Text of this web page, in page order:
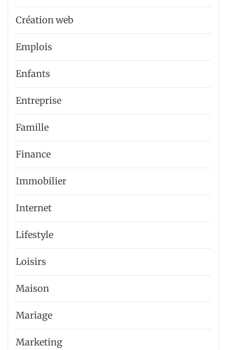
Création web
Emplois
Enfants
Entreprise
Famille
Finance
Immobilier
Internet
Lifestyle
Loisirs
Maison
Mariage
Marketing